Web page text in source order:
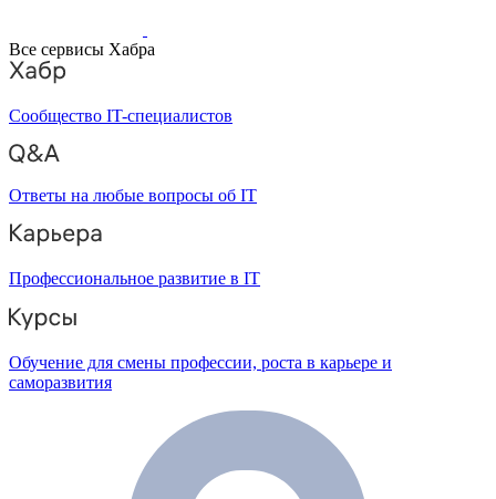
Все сервисы Хабра
Сообщество IT-специалистов
Ответы на любые вопросы об IT
Профессиональное развитие в IT
Обучение для смены профессии, роста в карьере и
саморазвития